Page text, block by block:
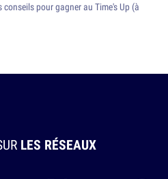
conseils pour gagner au Time's Up (à
LES RÉSEAUX